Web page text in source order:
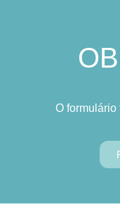
O formulário